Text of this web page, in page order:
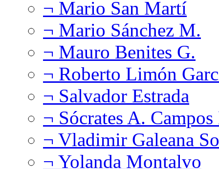
¬ Mario San Martí
¬ Mario Sánchez M.
¬ Mauro Benites G.
¬ Roberto Limón
¬ Salvador Estrada
¬ Sócrates A.
¬ Vladimir Galeana
¬ Yolanda Montalvo